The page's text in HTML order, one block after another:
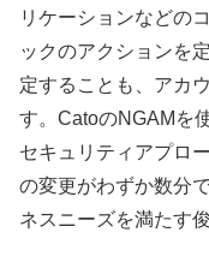
リケーションなどの
ックのアクションを
定することも、アカ
す。CatoのNGAMを
セキュリティアプロ
の変更がわずか数分
ネスニーズを満たす